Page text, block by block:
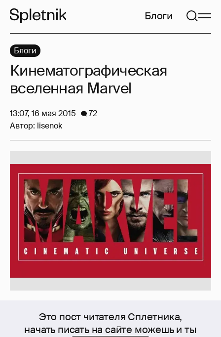
Блоги
Это пост читателя Сплетника,
начать писать на сайте можешь и ты
Блоги
Кинематографическая
вселенная Marvel
13:07, 16 мая 2015
72
Автор: lisenok